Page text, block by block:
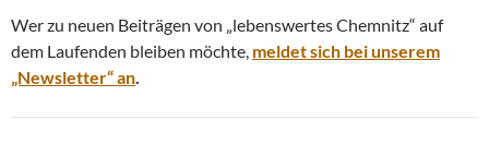
Wer zu neuen Beiträgen von „lebenswertes Chemnitz“ auf
dem Laufenden bleiben möchte, meldet sich bei unserem
„Newsletter“ an.